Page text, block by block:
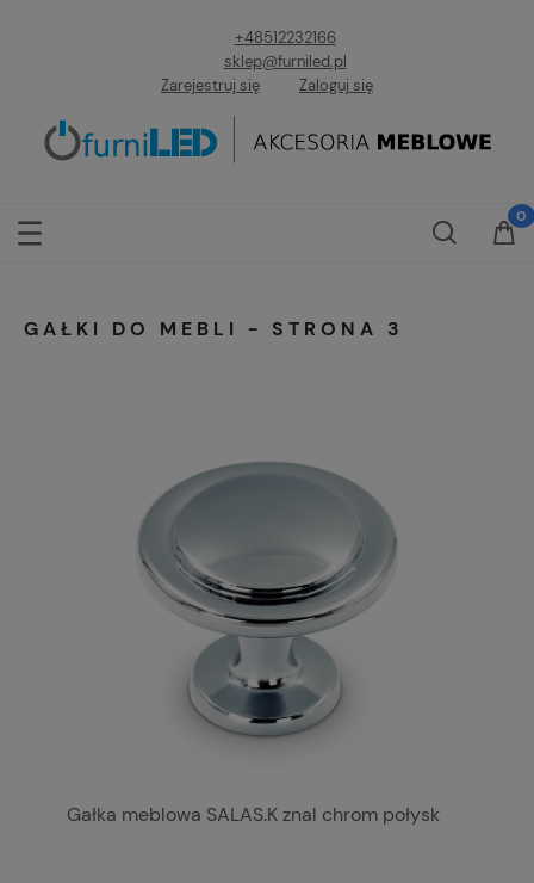
+48512232166
sklep@furniled.pl
Zarejestruj się
Zaloguj się
GAŁKI DO MEBLI - STRONA 3
Gałka meblowa SALAS.K znal chrom połysk